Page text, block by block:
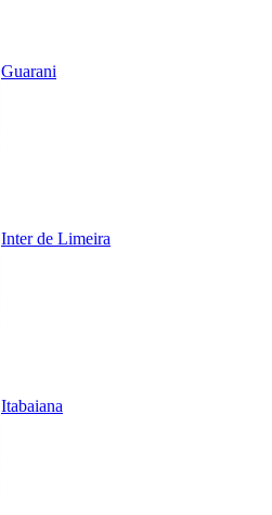
Guarani
Inter de Limeira
Itabaiana